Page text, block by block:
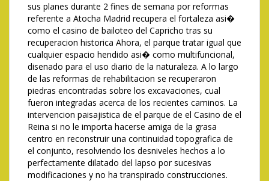
sus planes durante 2 fines de semana por reformas
referente a Atocha Madrid recupera el fortaleza asi�
como el casino de bailoteo del Capricho tras su
recuperacion historica Ahora, el parque tratar igual que
cualquier espacio hendido asi� como multifuncional,
disenado para el uso diario de la naturaleza. A lo largo
de las reformas de rehabilitacion se recuperaron
piedras encontradas sobre los excavaciones, cual
fueron integradas acerca de los recientes caminos. La
intervencion paisajistica de el parque de el Casino de el
Reina si no le importa hacerse amiga de la grasa
centro en reconstruir una continuidad topografica de
el conjunto, resolviendo los desniveles hechos a lo
perfectamente dilatado del lapso por sucesivas
modificaciones y no ha transpirado construcciones.